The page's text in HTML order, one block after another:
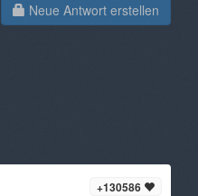
Neue Antwort erstellen
+130586